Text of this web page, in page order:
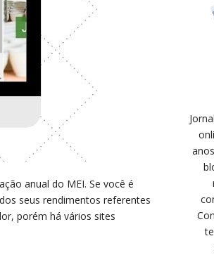
anual do MEI. Se você é
seus rendimentos referentes
porém há vários sites